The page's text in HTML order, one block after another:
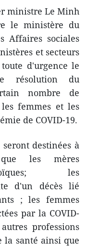
ministre Le Minh
le ministère du
Affaires sociales
et secteurs
d'urgence le
résolution du
nombre de
femmes et les
de COVID-19.
destinées à
les mères
les
d'un décès lié
; les femmes
par la COVID-
professions
la santé ainsi que